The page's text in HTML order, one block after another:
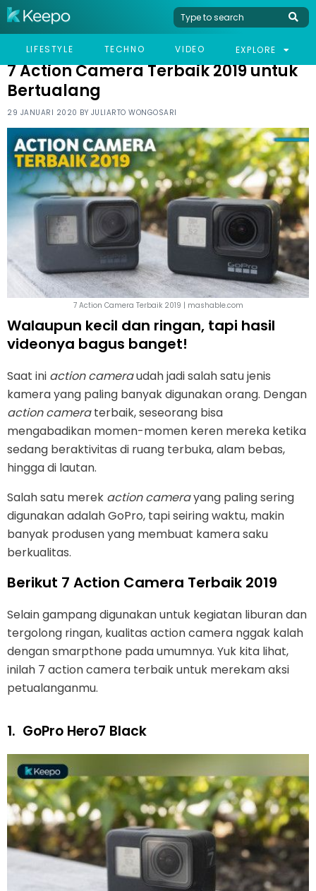
LIFESTYLE TECHNO VIDEO EXPLORE
HOME TECHNO 7 ACTION CAMERA TERBAIK 2019 UNTUK BERTUALANG
7 Action Camera Terbaik 2019 untuk
Bertualang
29 JANUARI 2020 BY JULIARTO WONGOSARI
7 Action Camera Terbaik 2019 | mashable.com
Walaupun kecil dan ringan, tapi hasil
videonya bagus banget!
Saat ini action cameraudah jadi salah satu jenis
kamera yang paling banyak digunakan orang. Dengan
action cameraterbaik, seseorang bisa
mengabadikan momen-momen keren mereka ketika
sedang beraktivitas di ruang terbuka, alam bebas,
hingga di lautan.
Salah satu merek action camerayang paling sering
digunakan adalah GoPro, tapi seiring waktu, makin
banyak produsen yang membuat kamera saku
berkualitas.
Berikut 7 Action Camera Terbaik 2019
Selain gampang digunakan untuk kegiatan liburan dan
tergolong ringan, kualitas action camera nggak kalah
dengan smarpthone pada umumnya. Yuk kita lihat,
inilah 7 action camera terbaik untuk merekam aksi
petualanganmu.
1. GoPro Hero7 Black